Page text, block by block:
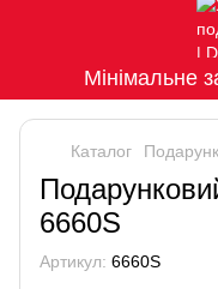
Мінімальне
Каталог
6660S
Артикул: 6660S